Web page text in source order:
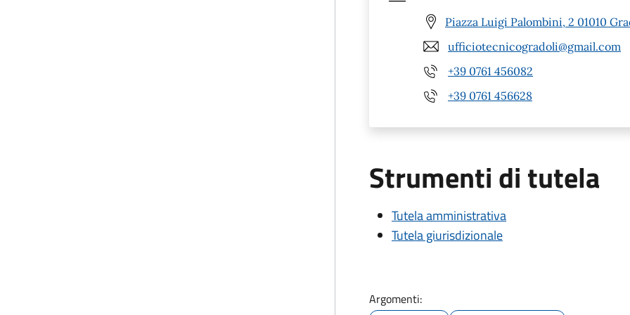
Piazza Luigi Palombini, 2 01010
ufficiotecnicogradoli@gmail.com
+39 0761 456082
+39 0761 456628
Strumenti di tutela
Tutela amministrativa
Tutela giurisdizionale
Argomenti: